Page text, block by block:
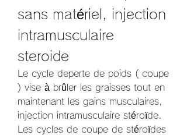
sans matériel, injection
intramusculaire
steroide
Le cycle deperte de poids ( coupe
) vise à brûler les graisses tout en
maintenant les gains musculaires,
injection intramusculaire stéroïde.
Les cycles de coupe de stéroïdes